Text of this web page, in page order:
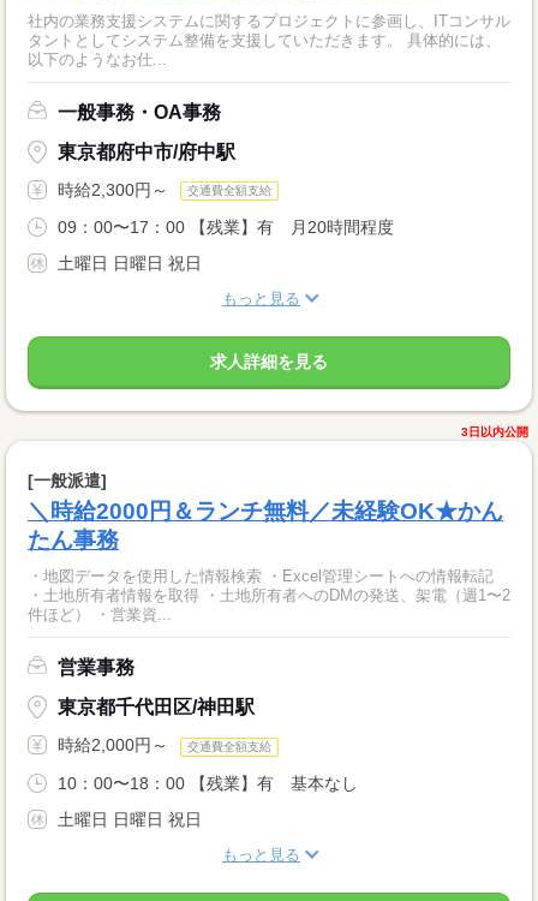
社内の業務支援システムに関するプロジェクトに参画し、ITコンサル
タントとしてシステム整備を支援していただきます。 具体的には、
以下のようなお仕...
一般事務・OA事務
東京都府中市/府中駅
時給2,300円～ 交通費全額支給
09：00〜17：00 【残業】有 月20時間程度
土曜日 日曜日 祝日
もっと見る
求人詳細を見る
3日以内公開
[一般派遣]
＼時給2000円＆ランチ無料／未経験OK★かん
たん事務
・地図データを使用した情報検索 ・Excel管理シートへの情報転記
・土地所有者情報を取得 ・土地所有者へのDMの発送、架電（週1〜2
件ほど） ・営業資...
営業事務
東京都千代田区/神田駅
時給2,000円～ 交通費全額支給
10：00〜18：00 【残業】有 基本なし
土曜日 日曜日 祝日
もっと見る